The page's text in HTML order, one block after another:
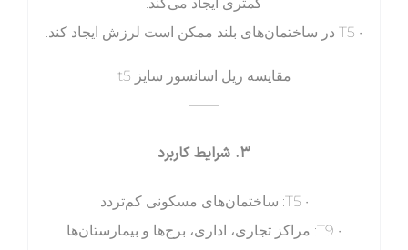
• T5 در ساختمان‌های بلند ممکن است لرزش ایجاد کند.
مقایسه ریل اسانسور سایز t5
——
۳. شرایط کاربرد
• T5: ساختمان‌های مسکونی کم‌تردد
• T9: مراکز تجاری، اداری، برج‌ها و بیمارستان‌ها